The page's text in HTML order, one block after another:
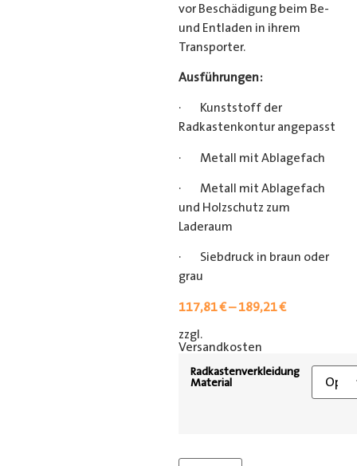
vor Beschädigung beim Be-
und Entladen in ihrem
Transporter.
Ausführungen:
· Kunststoff der
Radkastenkontur angepasst
· Metall mit Ablagefach
· Metall mit Ablagefach
und Holzschutz zum
Laderaum
· Siebdruck in braun oder
grau
117,81€–189,21€
zzgl.
Versandkosten
Radkastenverkleidung
Material